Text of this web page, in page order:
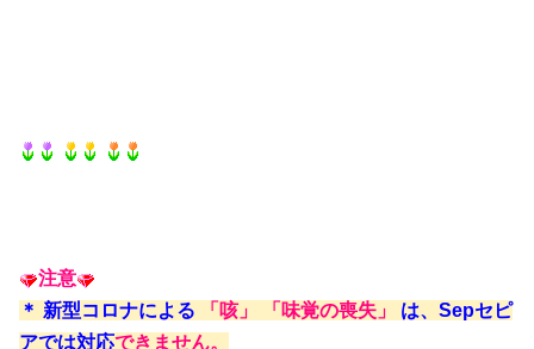
注意
＊ 新型コロナによる 「咳」 「味覚の喪失」 は、 Sepセピ
アでは対応できません。